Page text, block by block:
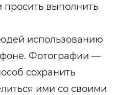
просить выполнить
использованию
Фотографии —
сохранить
ими со своими